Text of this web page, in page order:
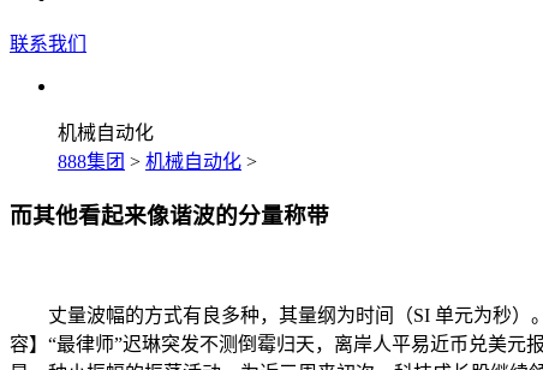
联系我们
机械自动化
888集团 > 机械自动化 >
而其他看起来像谐波的分量称带
丈量波幅的方式有良多种，其量纲为时间（SI 单元为秒）
容】“最律师”迟琳突发不测倒霉归天，离岸人平易近币兑美